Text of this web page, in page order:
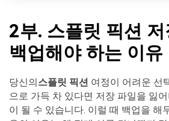
2부. 스플릿 픽션
백업해야 하는 이유
당신의스플릿 픽션 여정이 어려운 선
으로 가득 차 있다면 저장 파일을 잃
이 될 수 있습니다. 이럴 때 백업을 해